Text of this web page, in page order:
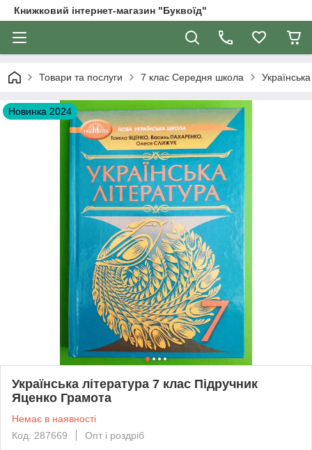
Книжковий інтернет-магазин "Буквоїд"
Товари та послуги 7 клас Середня школа
Новинка 2024
Українська література 7 клас Підручник
Яценко Грамота
Немає в наявності
Код: 287669
Опт і роздріб